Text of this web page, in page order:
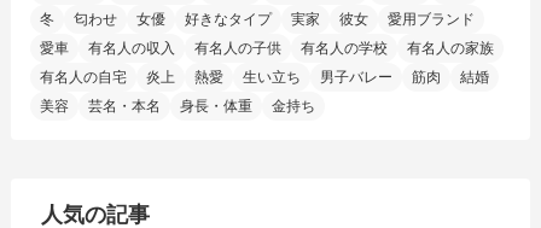
冬
匂わせ 女優 好きなタイプ 実家 彼女
愛用ブランド
愛車
有名人の収入 有名人の子供 有名人の学校
有名人の家族
有名人の自宅
炎上 熱愛 生い立ち 男子バレー 筋肉
結婚
美容
芸名・本名 身長・体重 金持ち
人気の記事